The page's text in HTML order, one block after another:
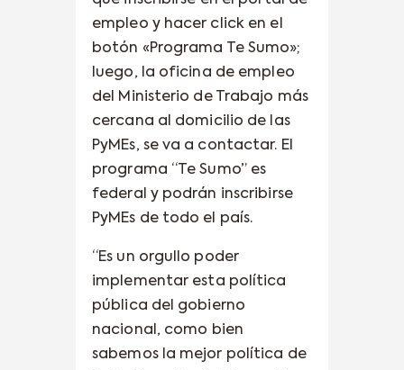
empleo y hacer click en el
botón «Programa Te Sumo»;
luego, la oficina de empleo
del Ministerio de Trabajo más
cercana al domicilio de las
PyMEs, se va a contactar. El
programa “Te Sumo” es
federal y podrán inscribirse
PyMEs de todo el país.
“Es un orgullo poder
implementar esta política
pública del gobierno
nacional, como bien
sabemos la mejor política de